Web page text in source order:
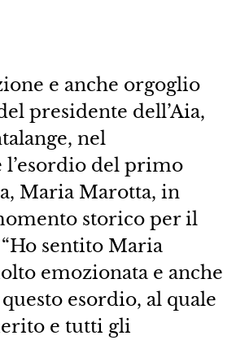
e anche orgoglio
presidente dell’Aia,
nel
del primo
Maria Marotta, in
storico per il
sentito Maria
emozionata e anche
esordio, al quale
e tutti gli